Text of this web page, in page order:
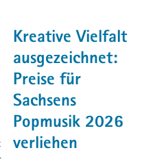
Kreative Vielfalt
ausgezeichnet:
Preise für
Sachsens
Popmusik 2026
verliehen